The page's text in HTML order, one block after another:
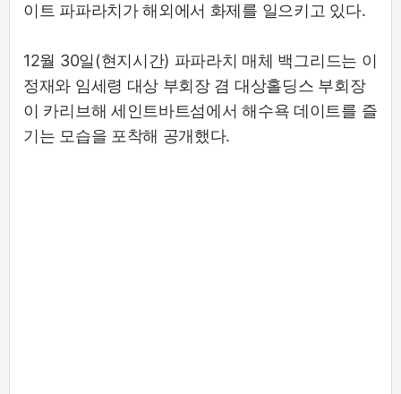
이트 파파라치가 해외에서 화제를 일으키고 있다.
12월 30일(현지시간) 파파라치 매체 백그리드는 이
정재와 임세령 대상 부회장 겸 대상홀딩스 부회장
이 카리브해 세인트바트섬에서 해수욕 데이트를 즐
기는 모습을 포착해 공개했다.